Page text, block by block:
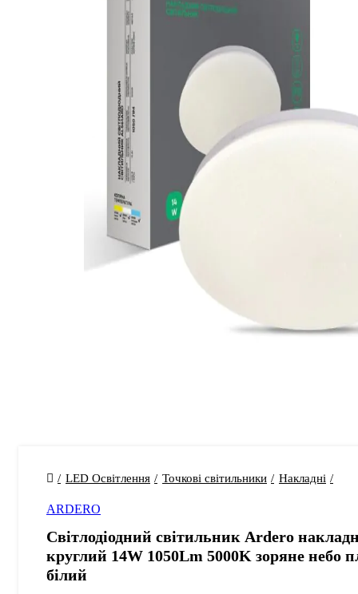
LED Освітлення Точкові світильники Накладні
ARDERO
Світлодіодний світильник Ardero
круглий 14W 1050Lm 5000K зоряне небо
білий